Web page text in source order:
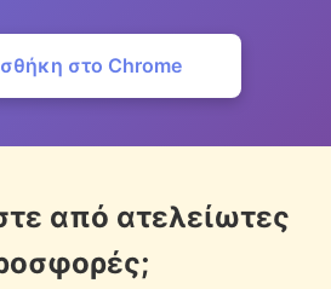
στο Chrome
από ατελείωτες